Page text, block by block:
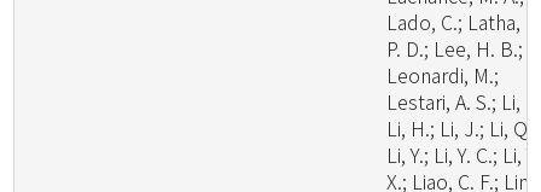
Lado, C.; Latha,
P. D.; Lee, H. B.;
Leonardi, M.;
Lestari, A. S.; Li,
Li, H.; Li, J.; Li, Q.;
Li, Y.; Li, Y. C.; Li, Y.
X.; Liao, C. F.;